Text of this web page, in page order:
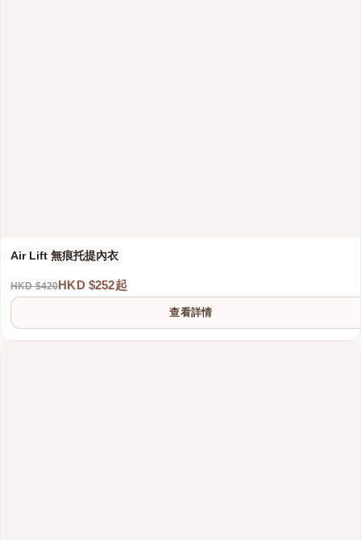
Air Lift 無痕托提內衣
HKD $420HKD $252起
查看詳情